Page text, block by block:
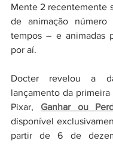
Mente 2 recentemente
de animação
tempos – e animadas
por aí.
Docter revelou a
lançamento da
Pixar, Ganhar ou
disponível
partir de 6 de